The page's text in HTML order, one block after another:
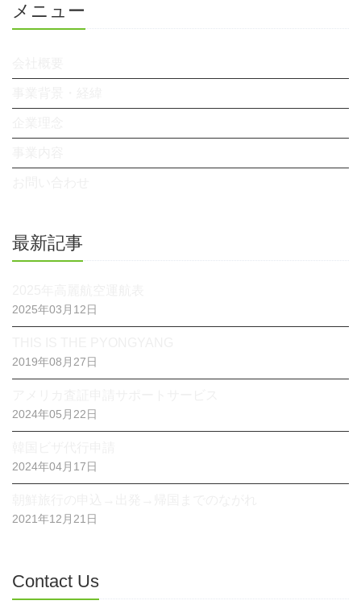
メニュー
最新記事
2025年03月12日
2019年08月27日
2024年05月22日
2024年04月17日
2021年12月21日
Contact Us